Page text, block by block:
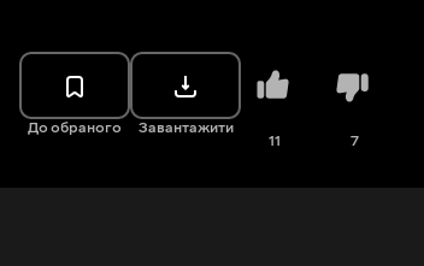
До обраного Завантажити
11 7